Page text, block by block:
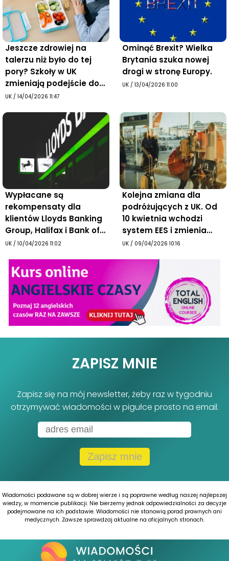
Jeszcze zdrowiej na
talerzu niż było do tej
pory? Szkoły w UK
zmieniają podejście do
posiłków
UK / 14/04/2026 11:47
Ominąć Brexit? Wielka
Brytania szuka nowej
drogi w stronę Europy.
UK / 13/04/2026 11:00
Wypłacane są
rekompensaty dla
klientów Lloyds Banking
Group, Halifax i Bank of
Scotland po wycieku
pisaliśmy 12 marca
UK / 10/04/2026 11:02
Kolejna zmiana dla
podróżujących z UK. Od
10 kwietnia wchodzi
system EES i zmienia
zasady wjazdu do
UK / 09/04/2026 10:16
ZAPISZ MNIE
Zapisz się na mój newsletter, żeby raz w tygodniu
otrzymywać wiadomości w pigułce prosto na email.
Zapisz mnie
Wiadomości podawane są w dobrej wierze i są poprawne według naszej najlepszej
wiedzy, w momencie publikacji. Nie bierzemy jednak odpowiedzialności za decyzje
podejmowane na ich podstawie. Wiadomości nie stanowią porad prawnych ani
medycznych. Zawsze sprawdzaj aktualne na oficjalnych stronach.